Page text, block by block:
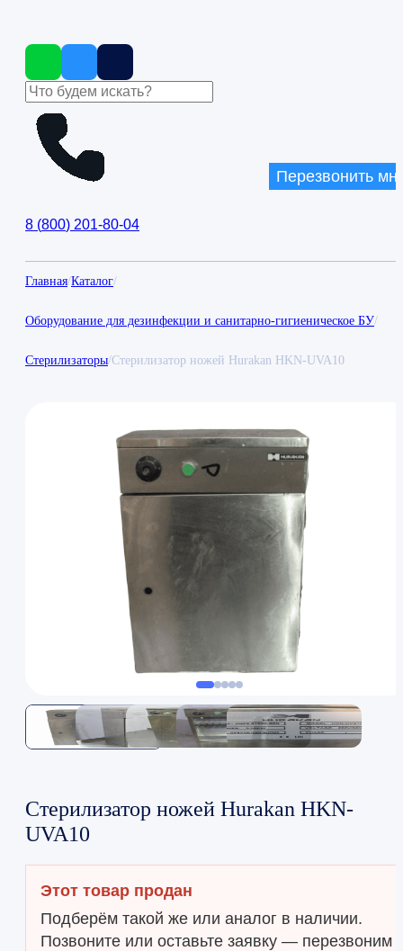
8 (800) 201-80-04
Перезвонить
Главная/Каталог/
Оборудование для дезинфекции и санитарно-гигиеническое БУ/
Стерилизаторы/Стерилизатор ножей Hurakan HKN-UVA10
Стерилизатор ножей Hurakan HKN-
UVA10
Этот товар продан
Подберём такой же или аналог в наличии.
Позвоните или оставьте заявку — перезвоним